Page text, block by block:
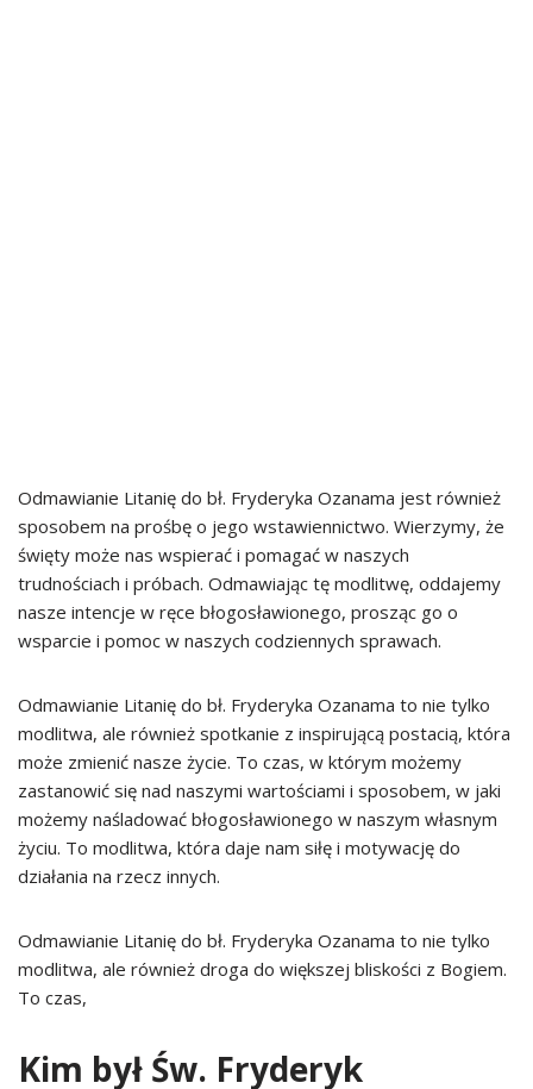
Odmawianie Litanię do bł. Fryderyka Ozanama jest również
sposobem na prośbę o jego wstawiennictwo. Wierzymy, że
święty może nas wspierać i pomagać w naszych
trudnościach i próbach. Odmawiając tę modlitwę, oddajemy
nasze intencje w ręce błogosławionego, prosząc go o
wsparcie i pomoc w naszych codziennych sprawach.
Odmawianie Litanię do bł. Fryderyka Ozanama to nie tylko
modlitwa, ale również spotkanie z inspirującą postacią, która
może zmienić nasze życie. To czas, w którym możemy
zastanowić się nad naszymi wartościami i sposobem, w jaki
możemy naśladować błogosławionego w naszym własnym
życiu. To modlitwa, która daje nam siłę i motywację do
działania na rzecz innych.
Odmawianie Litanię do bł. Fryderyka Ozanama to nie tylko
modlitwa, ale również droga do większej bliskości z Bogiem.
To czas,
Kim był Św. Fryderyk